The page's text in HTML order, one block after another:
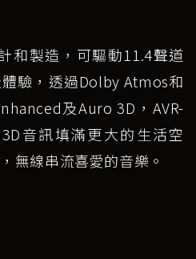
和製造，可驅動11.4聲道
驗，透過Dolby Atmos和
及Auro 3D，AVR-
音訊填滿更大的生活空
無線串流喜愛的音樂。